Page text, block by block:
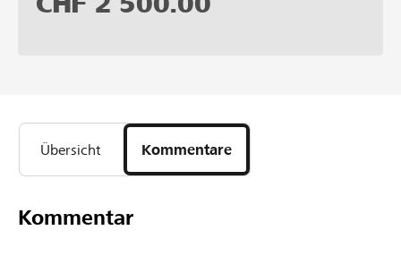
Übersicht Kommentare
Kommentar